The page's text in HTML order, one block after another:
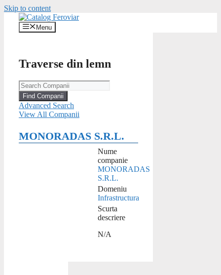
Skip to content
Menu
Traverse din lemn
Advanced Search
View All Companii
MONORADAS S.R.L.
Nume
companie
MONORADAS
S.R.L.
Domeniu
Infrastructura
Scurta
descriere
N/A